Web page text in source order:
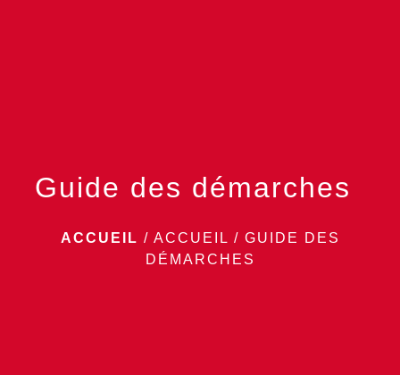
Guide des démarches
ACCUEIL / ACCUEIL / GUIDE DES
DÉMARCHES